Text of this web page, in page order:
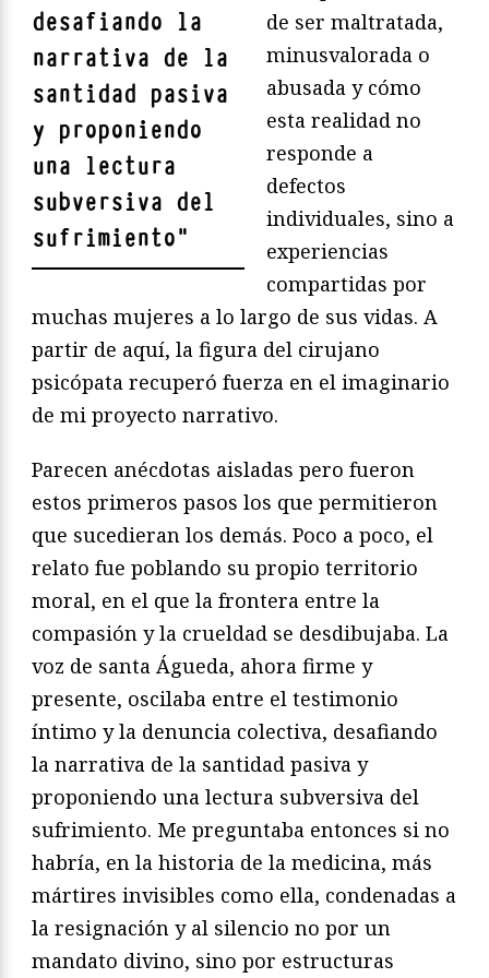
desafiando la
narrativa de la
santidad pasiva
y proponiendo
una lectura
subversiva del
sufrimiento"
de ser maltratada,
minusvalorada o
abusada y cómo
esta realidad no
responde a
defectos
individuales, sino a
experiencias
compartidas por
muchas mujeres a lo largo de sus vidas. A
partir de aquí, la figura del cirujano
psicópata recuperó fuerza en el imaginario
de mi proyecto narrativo.
Parecen anécdotas aisladas pero fueron
estos primeros pasos los que permitieron
que sucedieran los demás. Poco a poco, el
relato fue poblando su propio territorio
moral, en el que la frontera entre la
compasión y la crueldad se desdibujaba. La
voz de santa Águeda, ahora firme y
presente, oscilaba entre el testimonio
íntimo y la denuncia colectiva, desafiando
la narrativa de la santidad pasiva y
proponiendo una lectura subversiva del
sufrimiento. Me preguntaba entonces si no
habría, en la historia de la medicina, más
mártires invisibles como ella, condenadas a
la resignación y al silencio no por un
mandato divino, sino por estructuras